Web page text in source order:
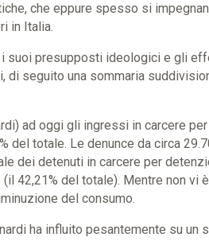
che eppure spesso si
in Italia.
suoi presupposti ideologici e gli
di seguito una sommaria
ad oggi gli ingressi in carcere
totale. Le denunce da circa
dei detenuti in carcere per
42,21% del totale). Mentre non vi
del consumo.
ha influito pesantemente su un